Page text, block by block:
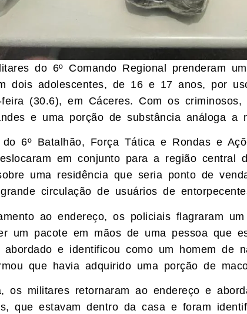
do 6º Comando Regional prenderam
dois adolescentes, de 16 e 17 anos, por
(30.6), em Cáceres. Com os criminosos,
e uma porção de substância análoga a
6º Batalhão, Força Tática e Rondas e
em conjunto para a região central
uma residência que seria ponto de
circulação de usuários de
ao endereço, os policiais flagraram
um pacote em mãos de uma pessoa que
abordado e identificou como um homem de
que havia adquirido uma porção de
os militares retornaram ao endereço e
que estavam dentro da casa e foram